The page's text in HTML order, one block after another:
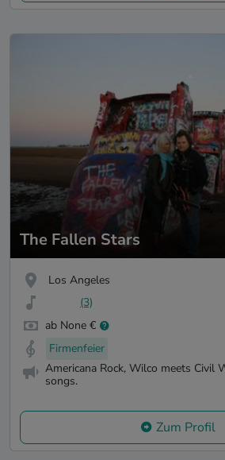
The Fallen Stars
Los Angeles
(3)
ab None €
Firmenfeier
Americana Rock, Wilco meets Civil
songs.
Zum Profil